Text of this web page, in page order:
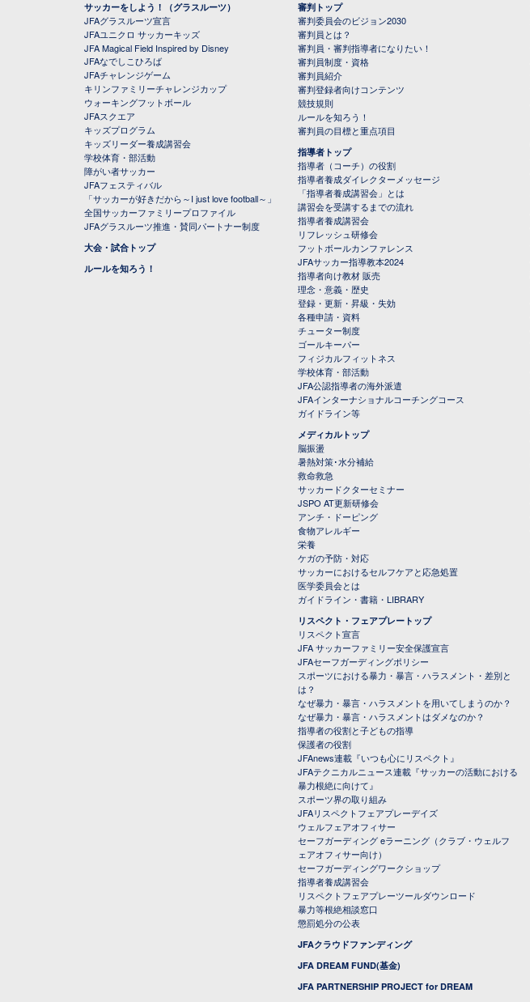
サッカーをしよう！（グラスルーツ）
JFAグラスルーツ宣言
JFAユニクロ サッカーキッズ
JFA Magical Field Inspired by Disney
JFAなでしこひろば
JFAチャレンジゲーム
キリンファミリーチャレンジカップ
ウォーキングフットボール
JFAスクエア
キッズプログラム
キッズリーダー養成講習会
学校体育・部活動
障がい者サッカー
JFAフェスティバル
「サッカーが好きだから～I just love football～」
全国サッカーファミリープロファイル
JFAグラスルーツ推進・賛同パートナー制度
大会・試合トップ
ルールを知ろう！
審判トップ
審判委員会のビジョン2030
審判員とは？
審判員・審判指導者になりたい！
審判員制度・資格
審判員紹介
審判登録者向けコンテンツ
競技規則
ルールを知ろう！
審判員の目標と重点項目
指導者トップ
指導者（コーチ）の役割
指導者養成ダイレクターメッセージ
「指導者養成講習会」とは
講習会を受講するまでの流れ
指導者養成講習会
リフレッシュ研修会
フットボールカンファレンス
JFAサッカー指導教本2024
指導者向け教材 販売
理念・意義・歴史
登録・更新・昇級・失効
各種申請・資料
チューター制度
ゴールキーパー
フィジカルフィットネス
学校体育・部活動
JFA公認指導者の海外派遣
JFAインターナショナルコーチングコース
ガイドライン等
メディカルトップ
脳振盪
暑熱対策･水分補給
救命救急
サッカードクターセミナー
JSPO AT更新研修会
アンチ・ドーピング
食物アレルギー
栄養
ケガの予防・対応
サッカーにおけるセルフケアと応急処置
医学委員会とは
ガイドライン・書籍・LIBRARY
リスペクト・フェアプレートップ
リスペクト宣言
JFA サッカーファミリー安全保護宣言
JFAセーフガーディングポリシー
スポーツにおける暴力・暴言・ハラスメント・差別と
は？
なぜ暴力・暴言・ハラスメントを用いてしまうのか？
なぜ暴力・暴言・ハラスメントはダメなのか？
指導者の役割と子どもの指導
保護者の役割
JFAnews連載『いつも心にリスペクト』
JFAテクニカルニュース連載『サッカーの活動における
暴力根絶に向けて』
スポーツ界の取り組み
JFAリスペクトフェアプレーデイズ
ウェルフェアオフィサー
セーフガーディング eラーニング（クラブ・ウェルフ
ェアオフィサー向け）
セーフガーディングワークショップ
指導者養成講習会
リスペクトフェアプレーツールダウンロード
暴力等根絶相談窓口
懲罰処分の公表
JFAクラウドファンディング
JFA DREAM FUND(基金)
JFA PARTNERSHIP PROJECT for DREAM